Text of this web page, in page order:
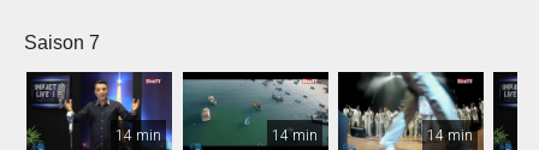
Saison 7
14 min 14 min 14 min